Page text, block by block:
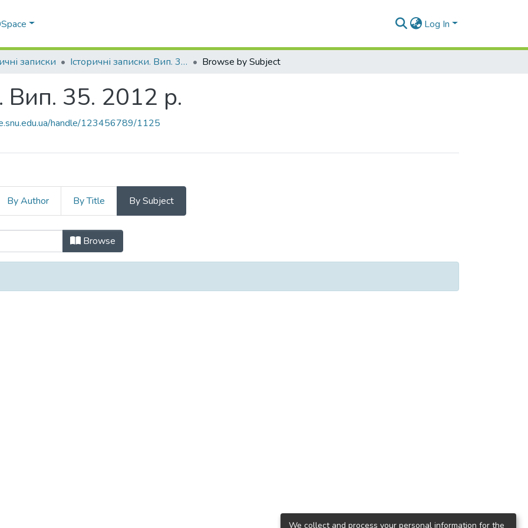
Log In
записки Історичні записки. Вип. 35. 2012 р. Browse by Subject
Вип. 35. 2012 р.
handle/123456789/1125
By Author By Title By Subject
Вип. 35. 2012 р. by Subject
Browse
We collect and process your personal information for the